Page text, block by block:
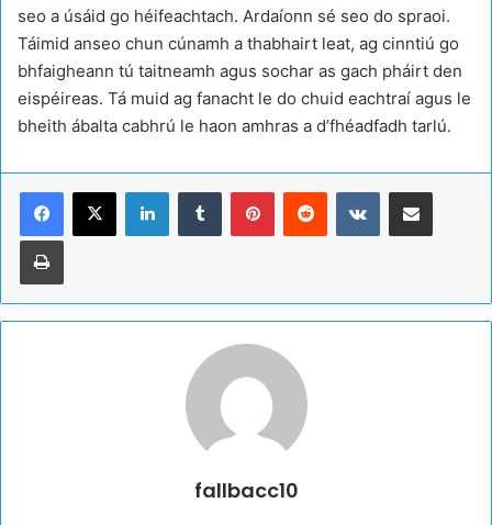
seo a úsáid go héifeachtach. Ardaíonn sé seo do spraoi.
Táimid anseo chun cúnamh a thabhairt leat, ag cinntiú go
bhfaigheann tú taitneamh agus sochar as gach pháirt den
eispéireas. Tá muid ag fanacht le do chuid eachtraí agus le
bheith ábalta cabhrú le haon amhras a d’fhéadfadh tarlú.
LinkedinTumblr PinterestReddit VKontaktePartager par email
Imprimer
fallbacc10